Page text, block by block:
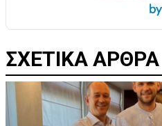
ΣΧΕΤΙΚΑ ΑΡΘΡΑ